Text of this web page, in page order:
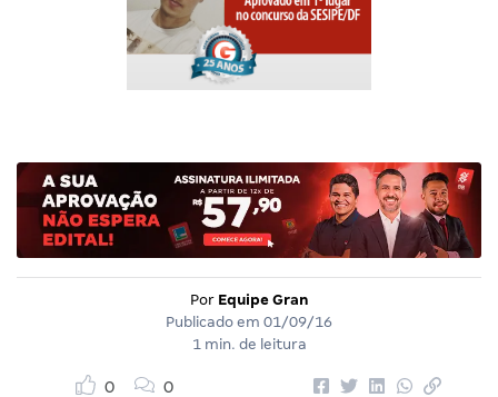
Por Equipe Gran
Publicado em 01/09/16
1 min. de leitura
0 0